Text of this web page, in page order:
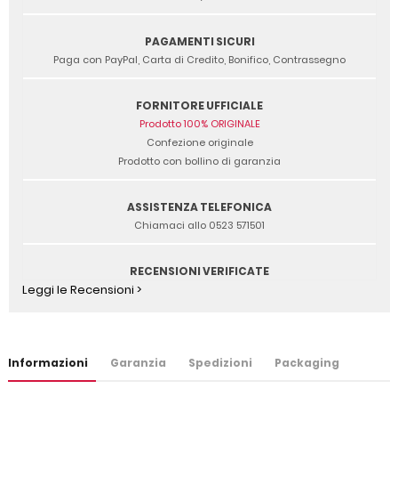
PAGAMENTI SICURI
Paga con PayPal, Carta di Credito, Bonifico, Contrassegno
FORNITORE UFFICIALE
Prodotto 100% ORIGINALE
Confezione originale
Prodotto con bollino di garanzia
ASSISTENZA TELEFONICA
Chiamaci allo 0523 571501
RECENSIONI VERIFICATE
Leggi le Recensioni >
Informazioni Garanzia Spedizioni Packaging